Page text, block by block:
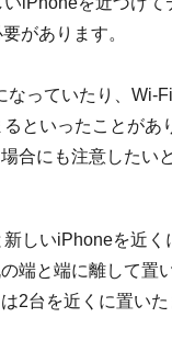
があります。
っていたり、Wi-
といったことが
合にも注意したい
しいiPhoneを近
端と端に離して置
2台を近くに置い